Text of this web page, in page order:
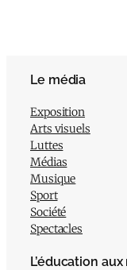
Le média
Exposition
Arts visuels
Luttes
Médias
Musique
Sport
Société
Spectacles
L’éducation